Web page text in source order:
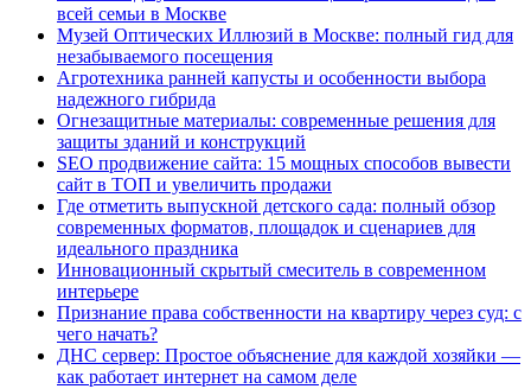
всей семьи в Москве
Музей Оптических Иллюзий в Москве: полный гид для
незабываемого посещения
Агротехника ранней капусты и особенности выбора
надежного гибрида
Огнезащитные материалы: современные решения для
защиты зданий и конструкций
SEO продвижение сайта: 15 мощных способов вывести
сайт в ТОП и увеличить продажи
Где отметить выпускной детского сада: полный обзор
современных форматов, площадок и сценариев для
идеального праздника
Инновационный скрытый смеситель в современном
интерьере
Признание права собственности на квартиру через суд: с
чего начать?
ДНС сервер: Простое объяснение для каждой хозяйки —
как работает интернет на самом деле